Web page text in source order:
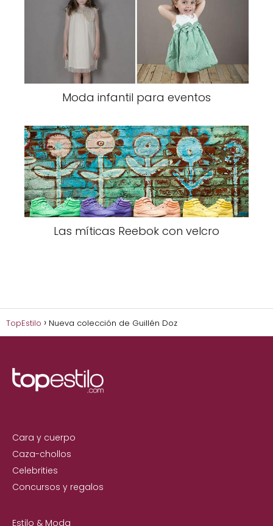
Moda infantil para eventos
Las míticas Reebok con velcro
TopEstilo Nueva colección de Guillén Doz
Cara y cuerpo
Caza-chollos
Celebrities
Concursos y regalos
Estilo & Moda